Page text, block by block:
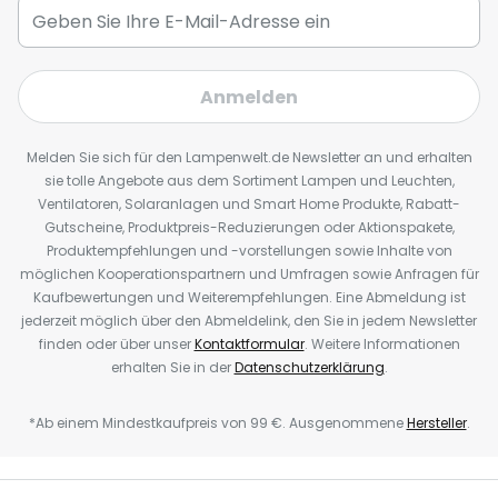
Anmelden
Melden Sie sich für den Lampenwelt.de Newsletter an und erhalten
sie tolle Angebote aus dem Sortiment Lampen und Leuchten,
Ventilatoren, Solaranlagen und Smart Home Produkte, Rabatt-
Gutscheine, Produktpreis-Reduzierungen oder Aktionspakete,
Produktempfehlungen und -vorstellungen sowie Inhalte von
möglichen Kooperationspartnern und Umfragen sowie Anfragen für
Kaufbewertungen und Weiterempfehlungen. Eine Abmeldung ist
jederzeit möglich über den Abmeldelink, den Sie in jedem Newsletter
finden oder über unserKontaktformular. Weitere Informationen
erhalten Sie in derDatenschutzerklärung.
*Ab einem Mindestkaufpreis von 99 €. AusgenommeneHersteller.